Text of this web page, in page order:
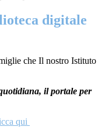
digitale
che Il nostro Istituto
il portale per
qui